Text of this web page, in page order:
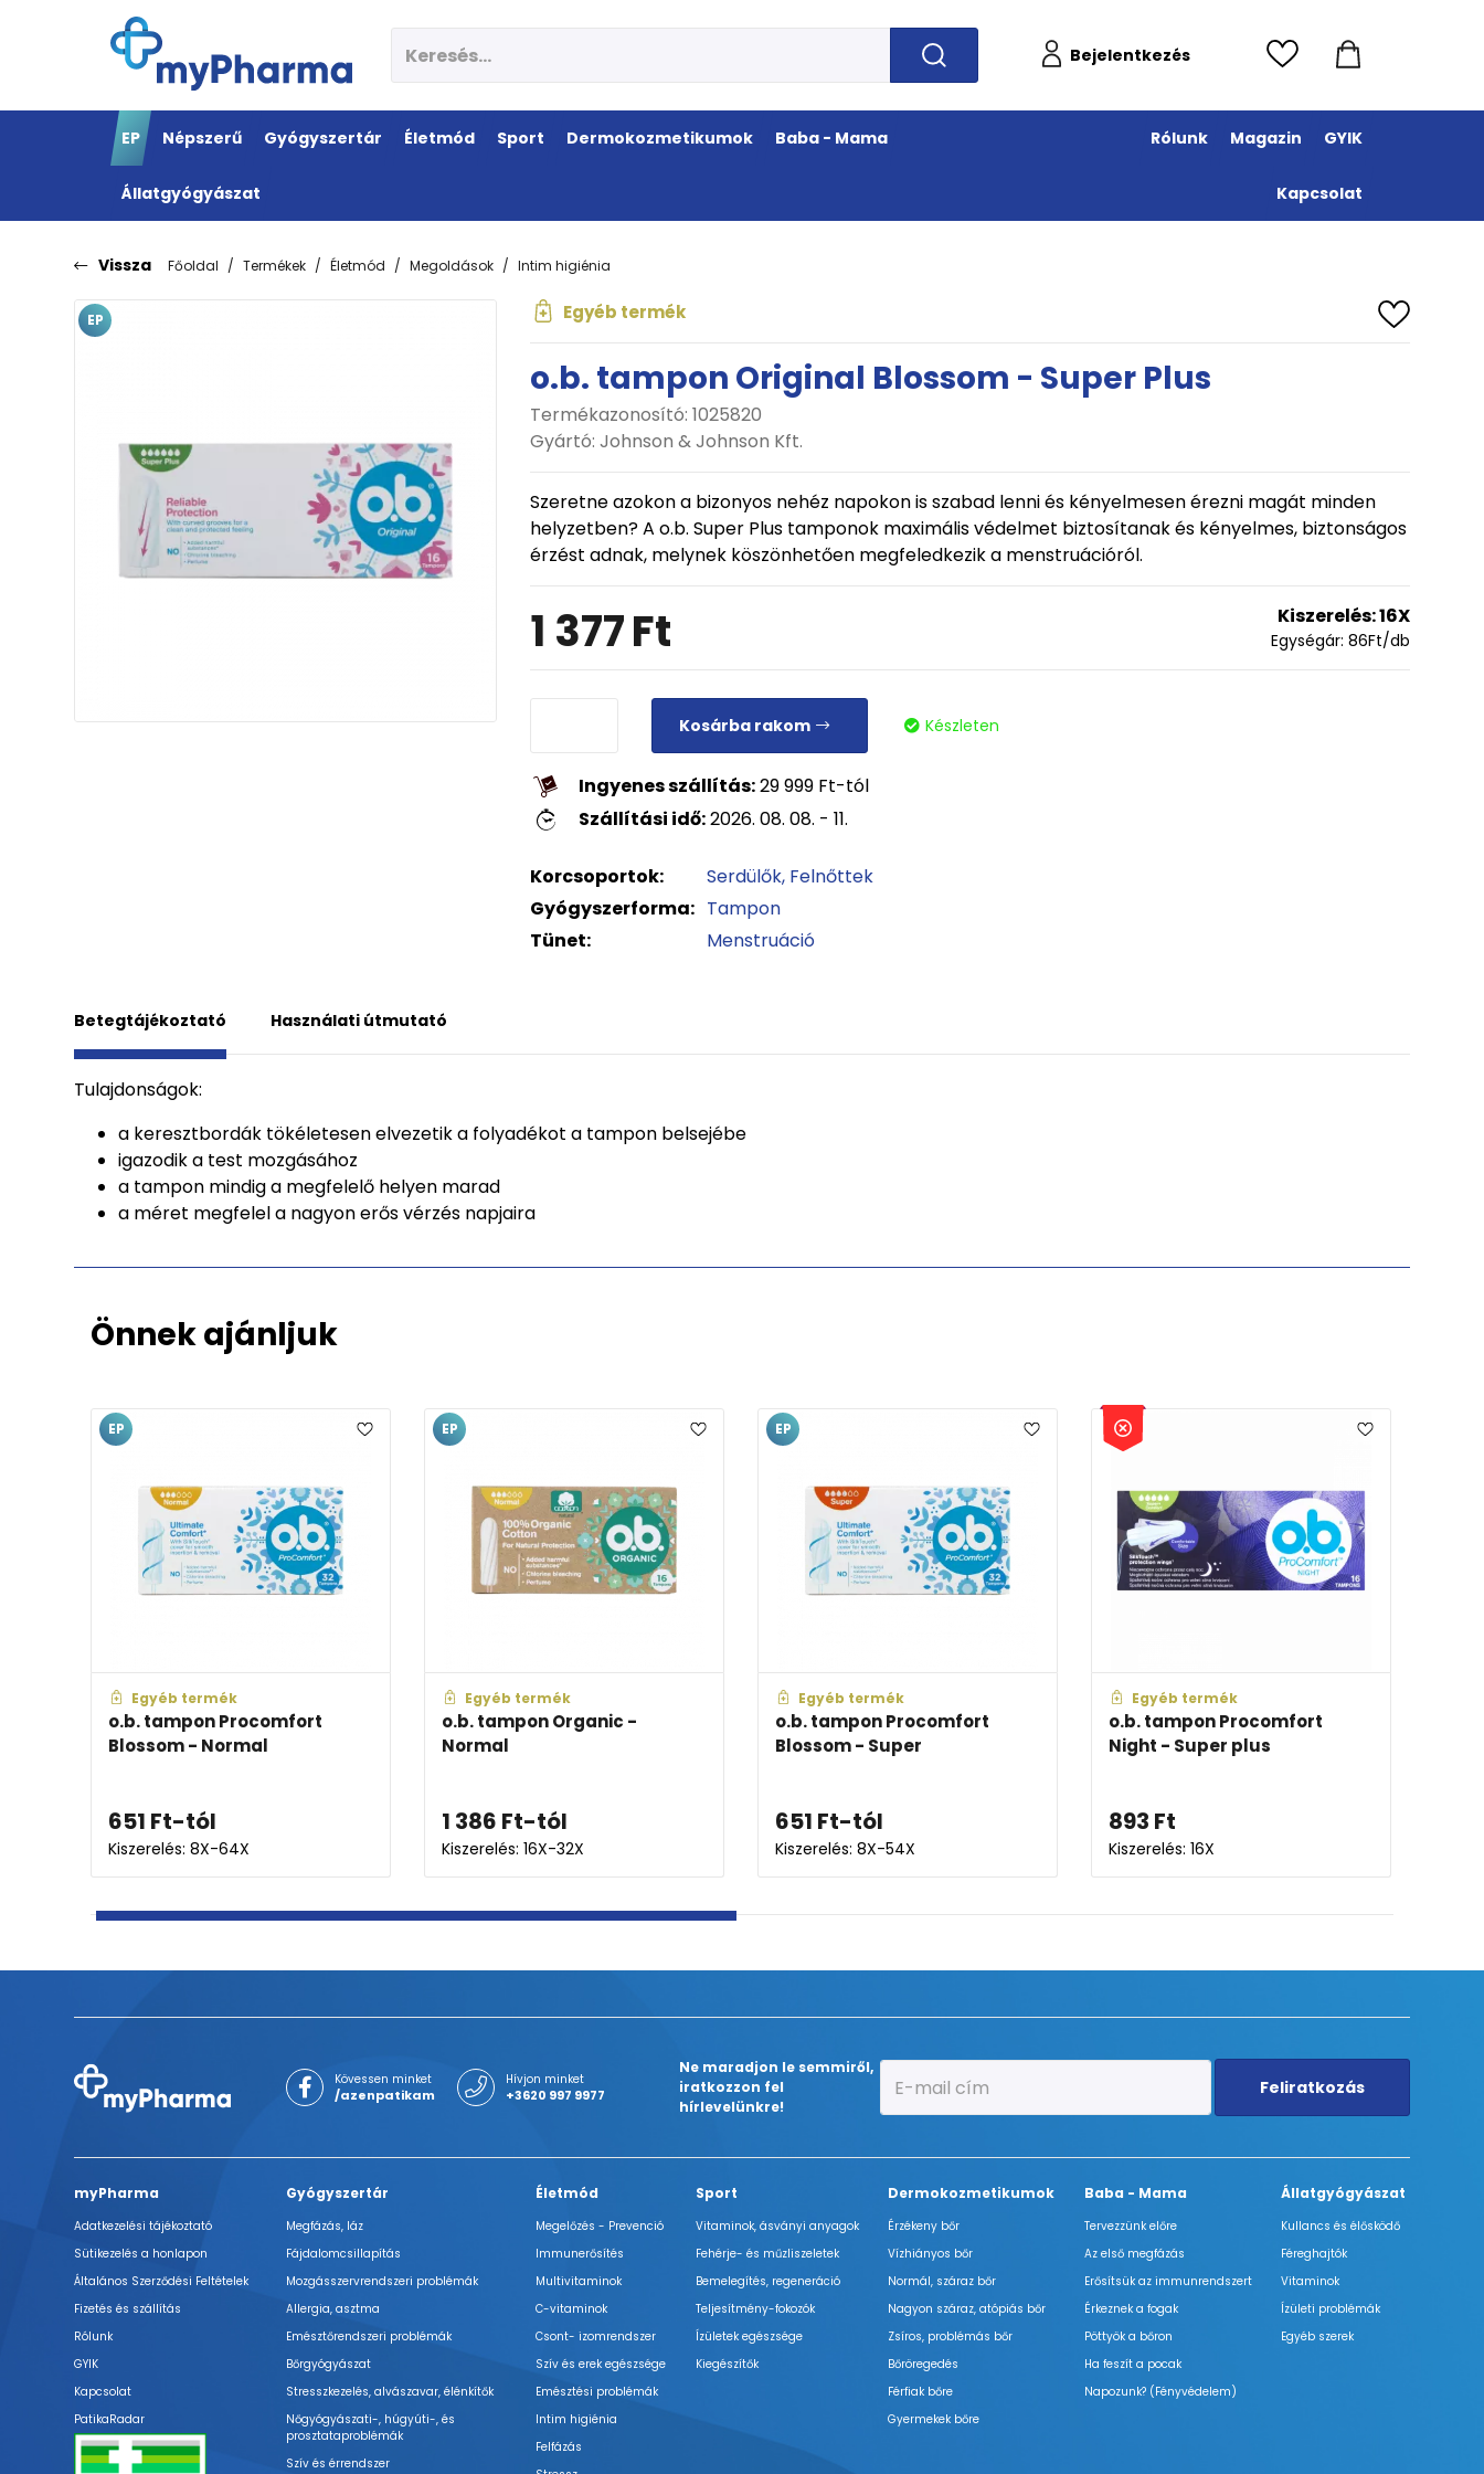
Bejelentkezés
EP Népszerű Gyógyszertár Életmód Sport Dermokozmetikumok Baba - Mama
Állatgyógyászat
Rólunk Magazin GYIK
Kapcsolat
Vissza Főoldal Termékek Életmód Megoldások Intim higiénia
EP Egyéb termék
o.b. tampon Original Blossom - Super Plus
Termékazonosító: 1025820
Gyártó:Johnson & Johnson Kft.
Szeretne azokon a bizonyos nehéz napokon is szabad lenni és kényelmesen érezni magát minden
helyzetben? A o.b. Super Plus tamponok maximális védelmet biztosítanak és kényelmes, biztonságos
érzést adnak, melynek köszönhetően megfeledkezik a menstruációról.
1 377Ft Kiszerelés:16X
Egységár: 86Ft/db
Kosárba rakom Készleten
Ingyenes szállítás:29 999 Ft-tól
Szállítási idő:2026. 08. 08. - 11.
Korcsoportok: Serdülők Felnőttek
Gyógyszerforma: Tampon
Tünet:
Menstruáció
Betegtájékoztató Használati útmutató
Tulajdonságok:
a keresztbordák tökéletesen elvezetik a folyadékot a tampon belsejébe
igazodik a test mozgásához
a tampon mindig a megfelelő helyen marad
a méret megfelel a nagyon erős vérzés napjaira
Önnek ajánljuk
Egyéb termék
o.b. tampon Procomfort
Blossom - Normal
651Ft -tól
Kiszerelés: 8X-64X
Egyéb termék
o.b. tampon Organic -
Normal
1 386Ft -tól
Kiszerelés: 16X-32X
Egyéb termék
o.b. tampon Procomfort
Blossom - Super
651Ft -tól
Kiszerelés: 8X-54X
Egyéb termék
o.b. tampon Procomfort
Night - Super plus
893Ft
Kiszerelés: 16X
Kövessen minket
/azenpatikam
Hívjon minket
+3620 997 9977
Ne maradjon le semmiről,
iratkozzon fel
hírlevelünkre!
Feliratkozás
myPharma
Adatkezelési tájékoztató
Sütikezelés a honlapon
Általános Szerződési Feltételek
Fizetés és szállítás
Rólunk
GYIK
Kapcsolat
PatikaRadar
Gyógyszertár
Megfázás, láz
Fájdalomcsillapítás
Mozgásszervrendszeri problémák
Allergia, asztma
Emésztőrendszeri problémák
Bőrgyógyászat
Stresszkezelés, alvászavar, élénkítők
Nőgyógyászati-, húgyúti-, és
prosztataproblémák
Szív és érrendszer
Életmód
Megelőzés - Prevenció
Immunerősítés
Multivitaminok
C-vitaminok
Csont- izomrendszer
Szív és erek egészsége
Emésztési problémák
Intim higiénia
Felfázás
Sport
Vitaminok, ásványi anyagok
Fehérje- és műzliszeletek
Bemelegítés, regeneráció
Teljesítmény-fokozók
Ízületek egészsége
Kiegészítők
Dermokozmetikumok
Érzékeny bőr
Vízhiányos bőr
Normál, száraz bőr
Nagyon száraz, atópiás bőr
Zsíros, problémás bőr
Bőröregedés
Férfiak bőre
Gyermekek bőre
Baba - Mama
Tervezzünk előre
Az első megfázás
Erősítsük az immunrendszert
Érkeznek a fogak
Pöttyök a bőron
Ha feszít a pocak
Napozunk? (Fényvédelem)
Állatgyógyászat
Kullancs és élősködő
Féreghajtók
Vitaminok
Ízületi problémák
Egyéb szerek